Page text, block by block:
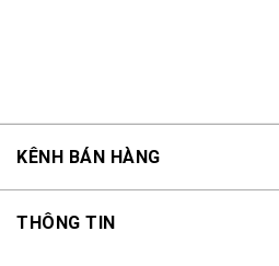
KÊNH BÁN HÀNG
THÔNG TIN